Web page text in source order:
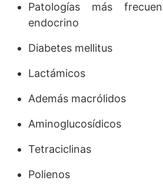
Patologías más
endocrino
Diabetes mellitus
Lactámicos
Además macrólidos
Aminoglucosídicos
Tetraciclinas
Polienos